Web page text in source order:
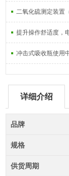
二氧化硫测定装置
提升操作舒适度，
冲击式吸收瓶使用
详细介绍
品牌
规格
供货周期